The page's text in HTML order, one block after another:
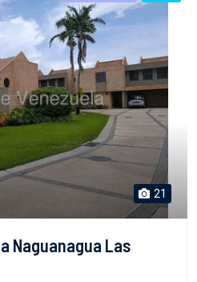
21
Naguanagua Las